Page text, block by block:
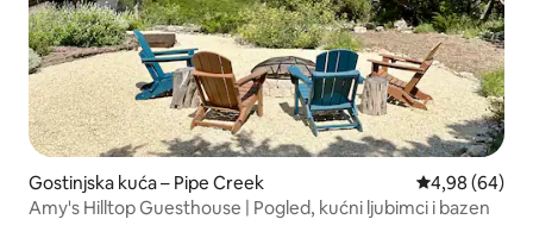
Gostinjska kuća – Pipe Creek Prosječna
4,98 (64)
Amy's Hilltop Guesthouse | Pogled, kućni ljubimci i bazen